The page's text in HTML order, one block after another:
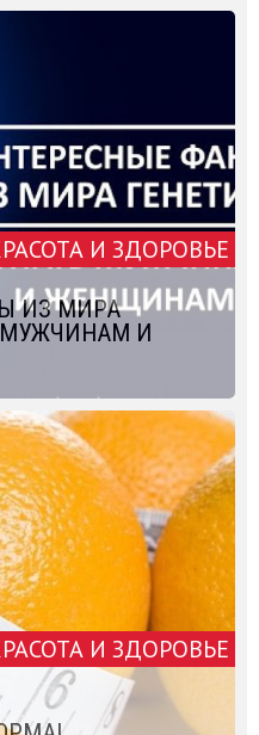
И ЗДОРОВЬЕ
ИЗ МИРА
МУЖЧИНАМ И
И ЗДОРОВЬЕ